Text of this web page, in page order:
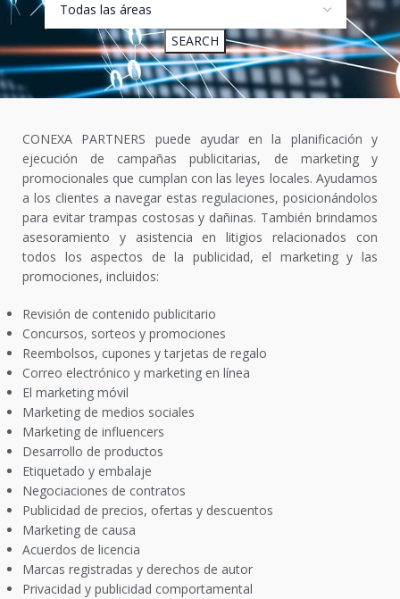
CONEXA PARTNERS puede ayudar en la planificación y
ejecución de campañas publicitarias, de marketing y
promocionales que cumplan con las leyes locales. Ayudamos
a los clientes a navegar estas regulaciones, posicionándolos
para evitar trampas costosas y dañinas. También brindamos
asesoramiento y asistencia en litigios relacionados con
todos los aspectos de la publicidad, el marketing y las
promociones, incluidos:
Revisión de contenido publicitario
Concursos, sorteos y promociones
Reembolsos, cupones y tarjetas de regalo
Correo electrónico y marketing en línea
El marketing móvil
Marketing de medios sociales
Marketing de influencers
Desarrollo de productos
Etiquetado y embalaje
Negociaciones de contratos
Publicidad de precios, ofertas y descuentos
Marketing de causa
Acuerdos de licencia
Marcas registradas y derechos de autor
Privacidad y publicidad comportamental